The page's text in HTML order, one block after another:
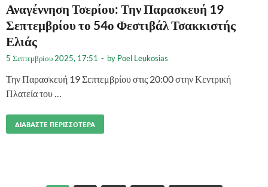
Αναγέννηση Τσερίου: Την Παρασκευή 19
Σεπτεμβρίου το 54ο Φεστιβάλ Τσακκιστής
Ελιάς
5 Σεπτεμβρίου 2025, 17:51 - by Poel Leukosias
Την Παρασκευή 19 Σεπτεμβρίου στις 20:00 στην Κεντρική
Πλατεία του …
ΔΙΑΒΆΣΤΕ ΠΕΡΙΣΣΌΤΕΡΑ